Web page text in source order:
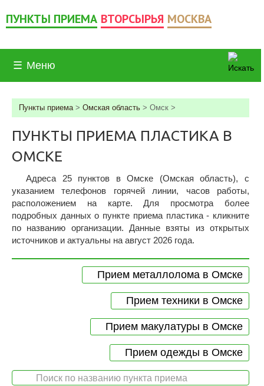
ПУНКТЫ ПРИЕМА ВТОРСЫРЬЯ МОСКВА
☰ Меню
Пункты приема> Омская область > Омск >
ПУНКТЫ ПРИЕМА ПЛАСТИКА В
ОМСКЕ
Адреса 25 пунктов в Омске (Омская область), c
указанием телефонов горячей линии, часов работы,
расположением на карте. Для просмотра более
подробных данных о пункте приема пластика - кликните
по названию организации. Данные взяты из открытых
источников и актуальны на август 2026 года.
Прием металлолома в Омске
Прием техники в Омске
Прием макулатуры в Омске
Прием одежды в Омске